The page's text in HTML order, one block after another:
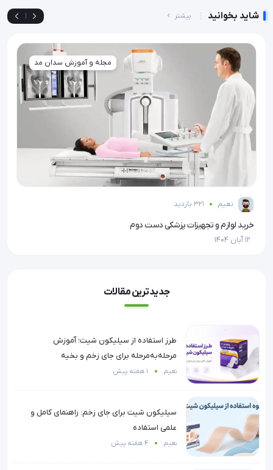
شاید بخوانید بیشتر
مجله و آموزش سدان مد
نعیم 321 بازدید
خرید لوازم و تجهیزات پزشکی دست دوم
12 آبان 1404
جدیدترین مقالات
طرز استفاده از سیلیکون شیت؛ آموزش
مرحله‌به‌مرحله برای جای زخم و بخیه
نعیم 1 هفته پیش
سیلیکون شیت برای جای زخم: راهنمای کامل و
علمی استفاده
نعیم 4 هفته پیش